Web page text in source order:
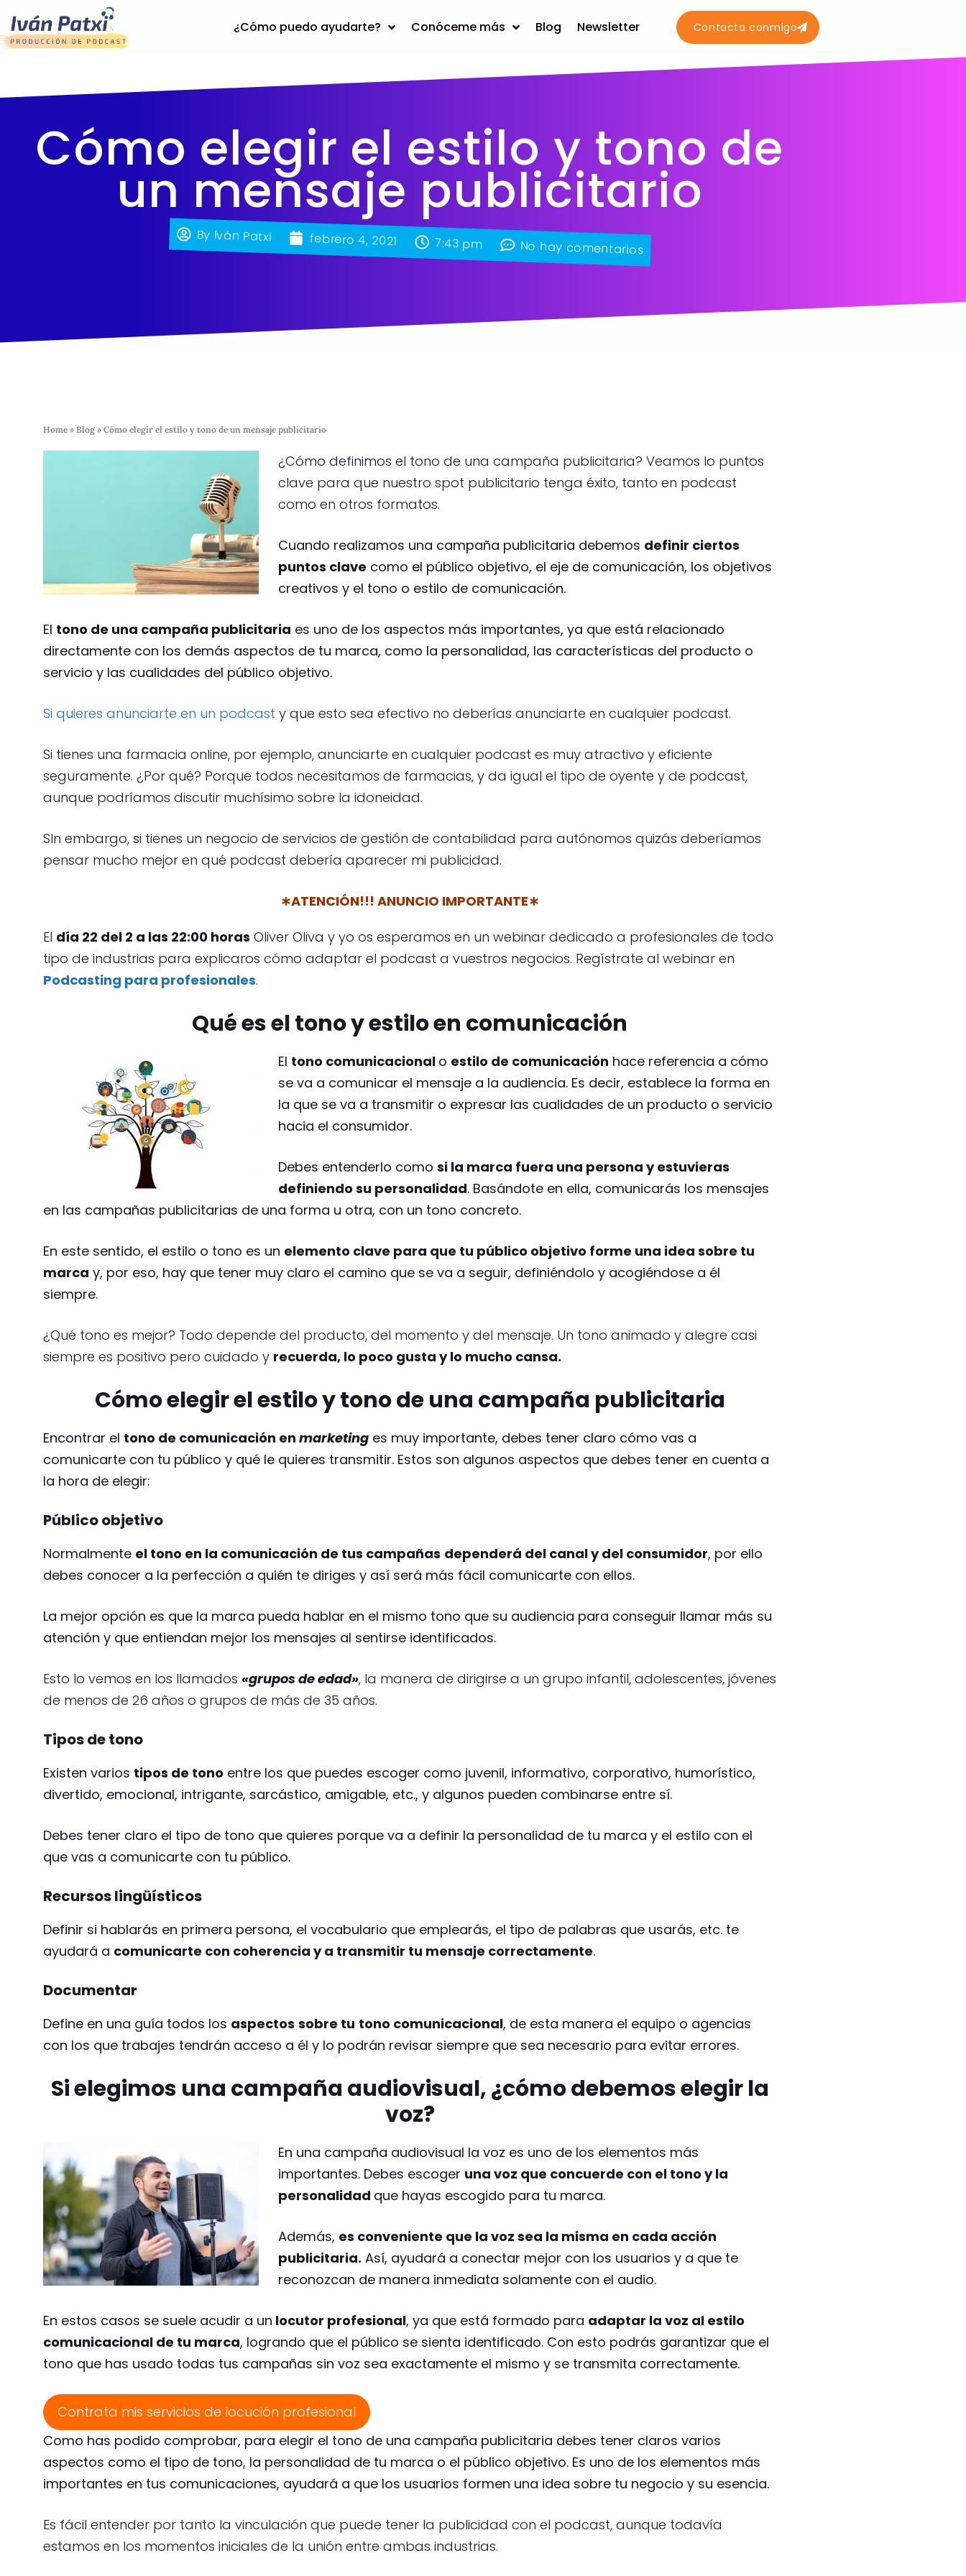
¿Cómo puedo ayudarte? Conóceme más Blog Newsletter Contacta conmigo
Cómo elegir el estilo y tono de
un mensaje publicitario
By Iván Patxi febrero 4, 2021 7:43 pm No hay comentarios
Home » Blog » Cómo elegir el estilo y tono de un mensaje publicitario
¿Cómo definimos el tono de una campaña publicitaria? Veamos lo puntos
clave para que nuestro spot publicitario tenga éxito, tanto en podcast
como en otros formatos.
Cuando realizamos una campaña publicitaria debemos definir ciertos
puntos clave como el público objetivo, el eje de comunicación, los objetivos
creativos y el tono o estilo de comunicación.
El tono de una campaña publicitaria es uno de los aspectos más importantes, ya que está relacionado
directamente con los demás aspectos de tu marca, como la personalidad, las características del producto o
servicio y las cualidades del público objetivo.
Si quieres anunciarte en un podcast y que esto sea efectivo no deberías anunciarte en cualquier podcast.
Si tienes una farmacia online, por ejemplo, anunciarte en cualquier podcast es muy atractivo y eficiente
seguramente. ¿Por qué? Porque todos necesitamos de farmacias, y da igual el tipo de oyente y de podcast,
aunque podríamos discutir muchísimo sobre la idoneidad.
SIn embargo, si tienes un negocio de servicios de gestión de contabilidad para autónomos quizás deberíamos
pensar mucho mejor en qué podcast debería aparecer mi publicidad.
∗ATENCIÓN!!! ANUNCIO IMPORTANTE∗
El día 22 del 2 a las 22:00 horas Oliver Oliva y yo os esperamos en un webinar dedicado a profesionales de todo
tipo de industrias para explicaros cómo adaptar el podcast a vuestros negocios. Regístrate al webinar en
Podcasting para profesionales.
Qué es el tono y estilo en comunicación
El tono comunicacional o estilo de comunicación hace referencia a cómo
se va a comunicar el mensaje a la audiencia. Es decir, establece la forma en
la que se va a transmitir o expresar las cualidades de un producto o servicio
hacia el consumidor.
Debes entenderlo como si la marca fuera una persona y estuvieras
definiendo su personalidad. Basándote en ella, comunicarás los mensajes
en las campañas publicitarias de una forma u otra, con un tono concreto.
En este sentido, el estilo o tono es un elemento clave para que tu público objetivo forme una idea sobre tu
marca y, por eso, hay que tener muy claro el camino que se va a seguir, definiéndolo y acogiéndose a él
siempre.
¿Qué tono es mejor? Todo depende del producto, del momento y del mensaje. Un tono animado y alegre casi
siempre es positivo pero cuidado y recuerda, lo poco gusta y lo mucho cansa.
Cómo elegir el estilo y tono de una campaña publicitaria
Encontrar el tono de comunicación en marketing es muy importante, debes tener claro cómo vas a
comunicarte con tu público y qué le quieres transmitir. Estos son algunos aspectos que debes tener en cuenta a
la hora de elegir:
Público objetivo
Normalmente el tono en la comunicación de tus campañas dependerá del canal y del consumidor, por ello
debes conocer a la perfección a quién te diriges y así será más fácil comunicarte con ellos.
La mejor opción es que la marca pueda hablar en el mismo tono que su audiencia para conseguir llamar más su
atención y que entiendan mejor los mensajes al sentirse identificados.
Esto lo vemos en los llamados «grupos de edad», la manera de dirigirse a un grupo infantil, adolescentes, jóvenes
de menos de 26 años o grupos de más de 35 años.
Tipos de tono
Existen varios tipos de tono entre los que puedes escoger como juvenil, informativo, corporativo, humorístico,
divertido, emocional, intrigante, sarcástico, amigable, etc., y algunos pueden combinarse entre sí.
Debes tener claro el tipo de tono que quieres porque va a definir la personalidad de tu marca y el estilo con el
que vas a comunicarte con tu público.
Recursos lingüísticos
Definir si hablarás en primera persona, el vocabulario que emplearás, el tipo de palabras que usarás, etc. te
ayudará a comunicarte con coherencia y a transmitir tu mensaje correctamente.
Documentar
Define en una guía todos los aspectos sobre tu tono comunicacional, de esta manera el equipo o agencias
con los que trabajes tendrán acceso a él y lo podrán revisar siempre que sea necesario para evitar errores.
Si elegimos una campaña audiovisual, ¿cómo debemos elegir la
voz?
En una campaña audiovisual la voz es uno de los elementos más
importantes. Debes escoger una voz que concuerde con el tono y la
personalidad que hayas escogido para tu marca.
Además, es conveniente que la voz sea la misma en cada acción
publicitaria. Así, ayudará a conectar mejor con los usuarios y a que te
reconozcan de manera inmediata solamente con el audio.
En estos casos se suele acudir a un locutor profesional, ya que está formado para adaptar la voz al estilo
comunicacional de tu marca, logrando que el público se sienta identificado. Con esto podrás garantizar que el
tono que has usado todas tus campañas sin voz sea exactamente el mismo y se transmita correctamente.
Contrata mis servicios de locución profesional
Como has podido comprobar, para elegir el tono de una campaña publicitaria debes tener claros varios
aspectos como el tipo de tono, la personalidad de tu marca o el público objetivo. Es uno de los elementos más
importantes en tus comunicaciones, ayudará a que los usuarios formen una idea sobre tu negocio y su esencia.
Es fácil entender por tanto la vinculación que puede tener la publicidad con el podcast, aunque todavía
estamos en los momentos iniciales de la unión entre ambas industrias.